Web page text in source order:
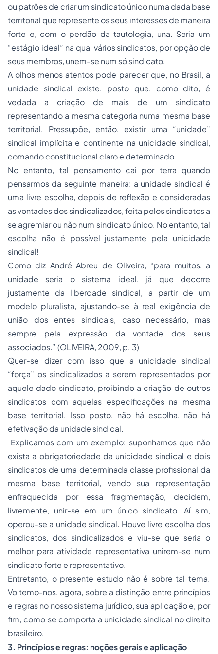
ou patrões de criar um sindicato único numa dada base
territorial que represente os seus interesses de maneira
forte e, com o perdão da tautologia, una. Seria um
“estágio ideal” na qual vários sindicatos, por opção de
seus membros, unem-se num só sindicato.
A olhos menos atentos pode parecer que, no Brasil, a
unidade sindical existe, posto que, como dito, é
vedada a criação de mais de um sindicato
representando a mesma categoria numa mesma base
territorial. Pressupõe, então, existir uma “unidade”
sindical implícita e continente na unicidade sindical,
comando constitucional claro e determinado.
No entanto, tal pensamento cai por terra quando
pensarmos da seguinte maneira: a unidade sindical é
uma livre escolha, depois de reflexão e consideradas
as vontades dos sindicalizados, feita pelos sindicatos a
se agremiar ou não num sindicato único. No entanto, tal
escolha não é possível justamente pela unicidade
sindical!
Como diz André Abreu de Oliveira, “para muitos, a
unidade seria o sistema ideal, já que decorre
justamente da liberdade sindical, a partir de um
modelo pluralista, ajustando-se à real exigência de
união dos entes sindicais, caso necessário, mas
sempre pela expressão da vontade dos seus
associados.” (OLIVEIRA, 2009, p. 3)
Quer-se dizer com isso que a unicidade sindical
“força” os sindicalizados a serem representados por
aquele dado sindicato, proibindo a criação de outros
sindicatos com aquelas especificações na mesma
base territorial. Isso posto, não há escolha, não há
efetivação da unidade sindical.
Explicamos com um exemplo: suponhamos que não
exista a obrigatoriedade da unicidade sindical e dois
sindicatos de uma determinada classe profissional da
mesma base territorial, vendo sua representação
enfraquecida por essa fragmentação, decidem,
livremente, unir-se em um único sindicato. Aí sim,
operou-se a unidade sindical. Houve livre escolha dos
sindicatos, dos sindicalizados e viu-se que seria o
melhor para atividade representativa unirem-se num
sindicato forte e representativo.
Entretanto, o presente estudo não é sobre tal tema.
Voltemo-nos, agora, sobre a distinção entre princípios
e regras no nosso sistema jurídico, sua aplicação e, por
fim, como se comporta a unicidade sindical no direito
brasileiro.
3. Princípios e regras: noções gerais e aplicação